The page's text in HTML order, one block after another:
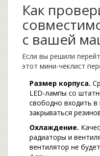
Как
с вашей
Если вы решили
этот мини-чеклист
Размер корпуса.
LED-лампы со
свободно входить
закрываться
Охлаждение.
радиаторы и
вентилятор не